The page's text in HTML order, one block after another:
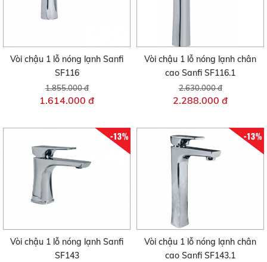
Vòi chậu 1 lỗ nóng lạnh Sanfi
SF116
1.855.000 đ
1.614.000 đ
Vòi chậu 1 lỗ nóng lạnh chân
cao Sanfi SF116.1
2.630.000 đ
2.288.000 đ
-13%
Vòi chậu 1 lỗ nóng lạnh Sanfi
SF143
-13%
Vòi chậu 1 lỗ nóng lạnh chân
cao Sanfi SF143.1